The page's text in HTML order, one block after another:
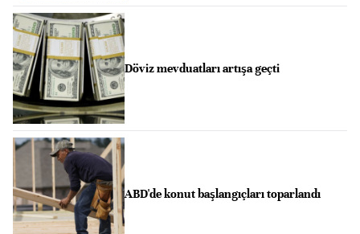
Döviz mevduatları artışa geçti
ABD'de konut başlangıçları toparlandı